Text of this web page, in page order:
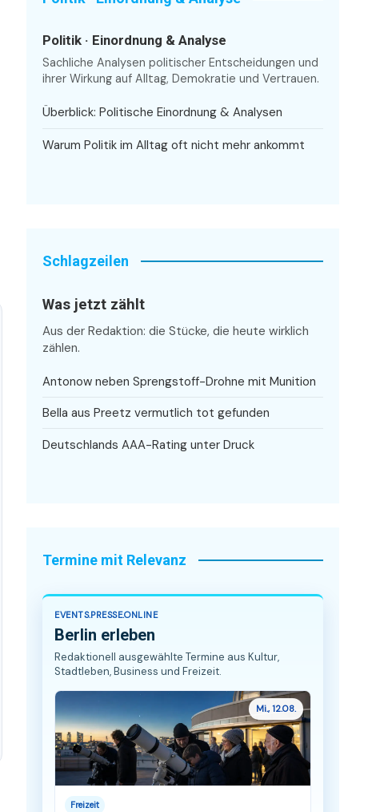
Politik · Einordnung & Analyse
Sachliche Analysen politischer Entscheidungen und
ihrer Wirkung auf Alltag, Demokratie und Vertrauen.
Überblick: Politische Einordnung & Analysen
Warum Politik im Alltag oft nicht mehr ankommt
Schlagzeilen
Was jetzt zählt
Aus der Redaktion: die Stücke, die heute wirklich
zählen.
Antonow neben Sprengstoff-Drohne mit Munition
Bella aus Preetz vermutlich tot gefunden
Deutschlands AAA-Rating unter Druck
Termine mit Relevanz
EVENTS.PRESSE.ONLINE
Berlin erleben
Redaktionell ausgewählte Termine aus Kultur,
Stadtleben, Business und Freizeit.
Mi., 12.08.
Freizeit